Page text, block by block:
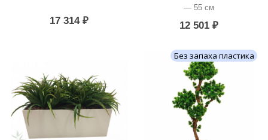
17 314₽
— 55 см
12 501 ₽
Без запаха пластика